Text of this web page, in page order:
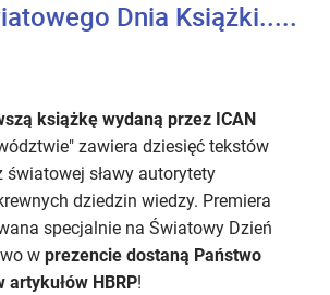
Dnia Książki.....
książkę wydaną przez ICAN
zawiera dziesięć tekstów
światowej sławy autorytety
dziedzin wiedzy. Premiera
specjalnie na Światowy Dzień
w prezencie dostaną Państwo
HBRP!